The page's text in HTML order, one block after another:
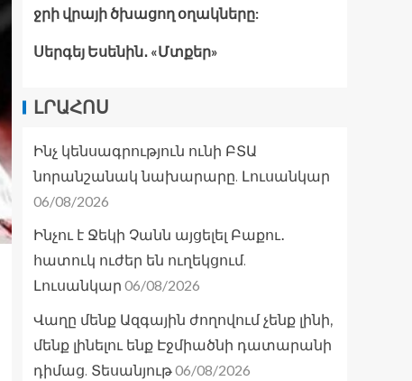
ջրի վրայի ծխացող օղակները:
Սերգեյ Եսենին․ «Մտքեր»
ԼՐԱՀՈՍ
Ինչ կենսագրություն ունի ԲՏԱ
նորանշանակ նախարարը. Լուսանկար
06/08/2026
Ինչու է Ջեկի Չանն այցելել Բաքու․
հատուկ ուժեր են ուղեկցում.
Լուսանկար 06/08/2026
Վաղը մենք Ազգային ժողովում չենք լինի,
մենք լինելու ենք Էջմիածնի դատարանի
դիմաց. Տեսանյութ06/08/2026